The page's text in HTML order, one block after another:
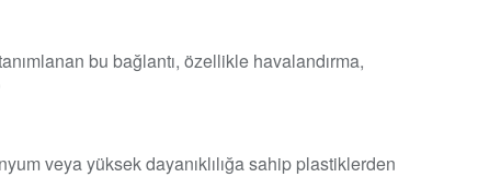
bu bağlantı, özellikle havalandırma,
veya yüksek dayanıklılığa sahip plastiklerden